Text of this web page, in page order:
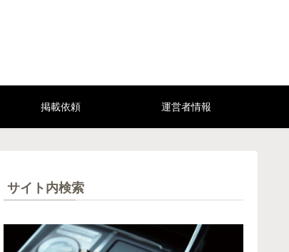
掲載依頼 運営者情報
サイト内検索